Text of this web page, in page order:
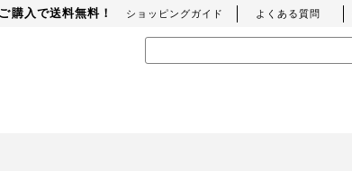
購入で送料無料！ ショッピングガイド よくある質問